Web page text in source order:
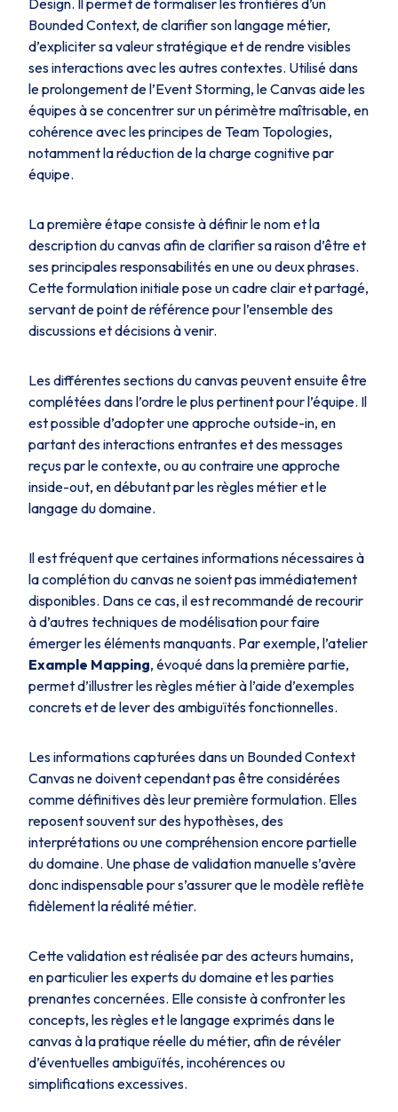
Bounded Context, de clarifier son langage métier,
d’expliciter sa valeur stratégique et de rendre visibles
ses interactions avec les autres contextes. Utilisé dans
le prolongement de l’Event Storming, le Canvas aide les
équipes à se concentrer sur un périmètre maîtrisable, en
cohérence avec les principes de Team Topologies,
notamment la réduction de la charge cognitive par
équipe.
La première étape consiste à définir le nom et la
description du canvas afin de clarifier sa raison d’être et
ses principales responsabilités en une ou deux phrases.
Cette formulation initiale pose un cadre clair et partagé,
servant de point de référence pour l’ensemble des
discussions et décisions à venir.
Les différentes sections du canvas peuvent ensuite être
complétées dans l’ordre le plus pertinent pour l’équipe. Il
est possible d’adopter une approcheoutside-in, en
partant des interactions entrantes et des messages
reçus par le contexte, ou au contraire une approche
inside-out, en débutant par les règles métier et le
langage du domaine.
Il est fréquent que certaines informations nécessaires à
la complétion du canvas ne soient pas immédiatement
disponibles. Dans ce cas, il est recommandé de recourir
à d’autres techniques de modélisation pour faire
émerger les éléments manquants. Par exemple, l’atelier
Example Mapping, évoqué dans la première partie,
permet d’illustrer les règles métier à l’aide d’exemples
concrets et de lever des ambiguïtés fonctionnelles.
Les informations capturées dans un Bounded Context
Canvas ne doivent cependant pas être considérées
comme définitives dès leur première formulation. Elles
reposent souvent sur des hypothèses, des
interprétations ou une compréhension encore partielle
du domaine. Une phase de validation manuelle s’avère
donc indispensable pour s’assurer que le modèle reflète
fidèlement la réalité métier.
Cette validation est réalisée par des acteurs humains,
en particulier les experts du domaine et les parties
prenantes concernées. Elle consiste à confronter les
concepts, les règles et le langage exprimés dans le
canvas à la pratique réelle du métier, afin de révéler
d’éventuelles ambiguïtés, incohérences ou
simplifications excessives.